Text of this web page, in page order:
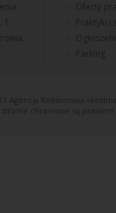
Oferty
Praktyki
Parking
Agencja Reklamowa
stronie chronione są